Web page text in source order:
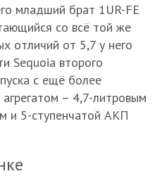
младший брат 1UR-FE
со всё той же
отличий от 5,7 у него
Sequoia второго
с ещё более
– 4,7-литровым
и 5-ступенчатой АКП